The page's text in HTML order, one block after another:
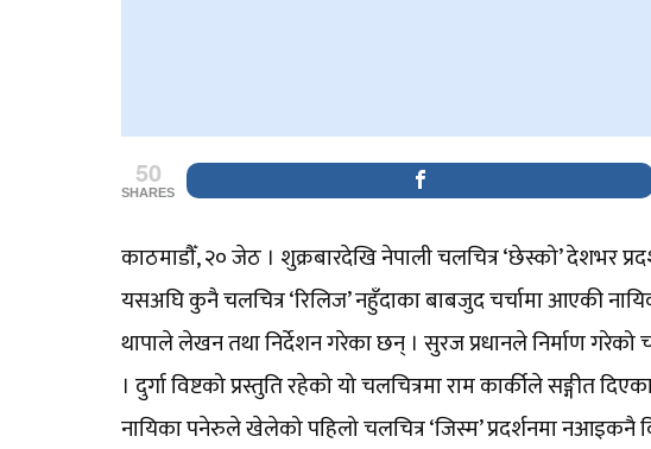
50
SHARES
काठमाडौँ, २० जेठ । शुक्रबारदेखि नेपाली चलचित्र ‘छेस्को’ देशभर
यसअघि कुनै चलचित्र ‘रिलिज’ नहुँदाका बाबजुद चर्चामा आएकी
थापाले लेखन तथा निर्देशन गरेका छन् । सुरज प्रधानले निर्माण
। दुर्गा विष्टको प्रस्तुति रहेको यो चलचित्रमा राम कार्कीले सङ्गीत
नायिका पनेरुले खेलेको पहिलो चलचित्र ‘जिस्म’ प्रदर्शनमा नआइकनै